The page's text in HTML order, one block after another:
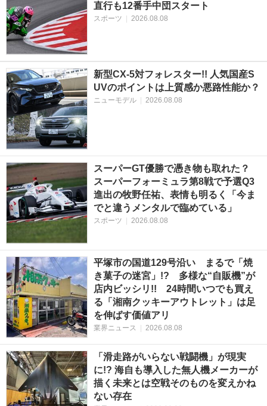
直行も12番手中団スタート
スポーツ 2026.08.08
新型CX-5対フォレスター!! 人気国産S
UVのポイントは上質感か悪路性能か？
ニューモデル 2026.08.08
スーパーGT優勝で憑き物も取れた？
スーパーフォーミュラ第8戦で予選Q3
進出の牧野任祐、表情も明るく「今ま
でと違うメンタルで臨めている」
スポーツ 2026.08.08
平塚市の国道129号沿い まるで「焼
き菓子の迷宮」!? 多様な“自販機”が
店内ビッシリ!! 24時間いつでも買え
る「湘南クッキーアウトレット」は足
を伸ばす価値アリ
業界ニュース 2026.08.08
「滑走路がいらない戦闘機」が現実
に!? 海自も導入した無人機メーカーが
描く未来とは空戦そのものを変えかね
ない存在